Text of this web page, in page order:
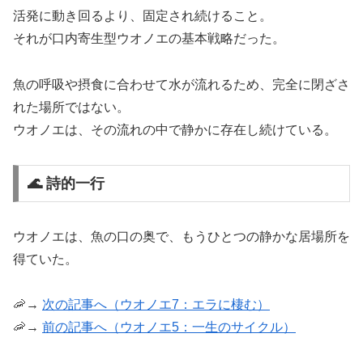
活発に動き回るより、固定され続けること。
それが口内寄生型ウオノエの基本戦略だった。
魚の呼吸や摂食に合わせて水が流れるため、完全に閉ざさ
れた場所ではない。
ウオノエは、その流れの中で静かに存在し続けている。
🌊 詩的一行
ウオノエは、魚の口の奥で、もうひとつの静かな居場所を
得ていた。
🦐→ 次の記事へ（ウオノエ7：エラに棲む）
🦐→ 前の記事へ（ウオノエ5：一生のサイクル）